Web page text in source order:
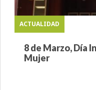
ACTUALIDAD
8 de Marzo, Día
Mujer